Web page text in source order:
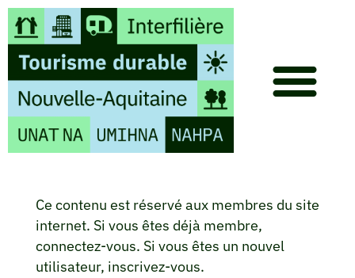
Ce contenu est réservé aux membres du site
internet. Si vous êtes déjà membre,
connectez-vous. Si vous êtes un nouvel
utilisateur, inscrivez-vous.